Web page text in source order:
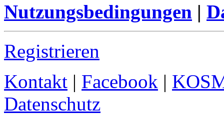
Nutzungsbedingungen |
Registrieren
Kontakt | Facebook |
Datenschutz